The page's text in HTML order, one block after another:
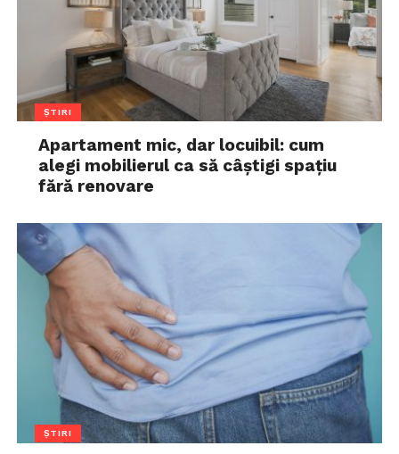
ȘTIRI
Apartament mic, dar locuibil: cum
alegi mobilierul ca să câștigi spațiu
fără renovare
ȘTIRI